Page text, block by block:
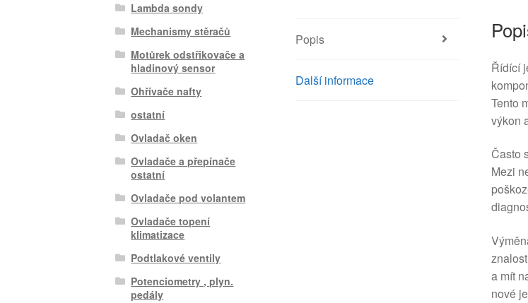
Popis
Další informace
Řídící
Tento
výkon
Často
Mezi
a mít
nové
Lambda sondy
Mechanismy stěračů
Motůrek odstřikovače a
hladinový sensor
Ohřívače nafty
ostatní
Ovladač oken
Ovladače a přepínače
ostatní
Ovladače pod volantem
Ovladače topení
klimatizace
Podtlakové ventily
Potenciometry , plyn.
pedály